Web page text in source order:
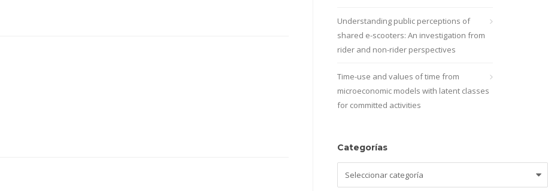
Understanding public perceptions of
shared e-scooters: An investigation from
rider and non-rider perspectives
Time-use and values of time from
microeconomic models with latent classes
for committed activities
Categorías